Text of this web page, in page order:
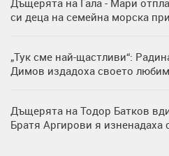
Дъщерята на Гала - Мари
си деца на семейна морска
„Тук сме най-щастливи“:
Димов издадоха своето
Дъщерята на Тодор Батков
Братя Аргирови я изненадаха